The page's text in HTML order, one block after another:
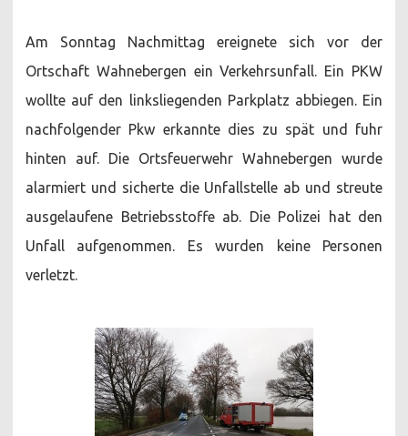
Am Sonntag Nachmittag ereignete sich vor der
Ortschaft Wahnebergen ein Verkehrsunfall. Ein PKW
wollte auf den linksliegenden Parkplatz abbiegen. Ein
nachfolgender Pkw erkannte dies zu spät und fuhr
hinten auf. Die Ortsfeuerwehr Wahnebergen wurde
alarmiert und sicherte die Unfallstelle ab und streute
ausgelaufene Betriebsstoffe ab. Die Polizei hat den
Unfall aufgenommen. Es wurden keine Personen
verletzt.